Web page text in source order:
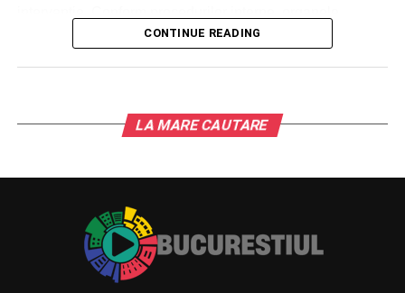
abilitate împreună cu Metrorex vor deschide o anchetă de
Conform procedurilor interne, organele abilitate împreună
împrejurările în care s-a produs evenimentul, au precizat
reprezentanții companiei.
Din primele informații, se pare că este vorba despre un
bărbat, în vârstă de 47 de ani.
CONTINUE READING
LA MARE CAUTARE